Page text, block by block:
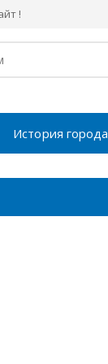
!
История города